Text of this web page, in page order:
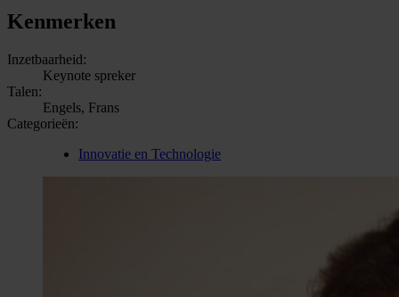
Kenmerken
Inzetbaarheid:
Keynote spreker
Talen:
Engels, Frans
Categorieën:
Innovatie en Technologie